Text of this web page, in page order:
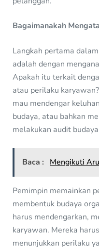
Bagaimanakah
Langkah pertama
adalah dengan
Apakah itu terkait
atau perilaku
mau mendengar
budaya, atau bahkan
melakukan audit
Baca : Mengikuti
Pemimpin memainkan
membentuk budaya
harus mendengarkan,
karyawan. Mereka
menunjukkan perilaku